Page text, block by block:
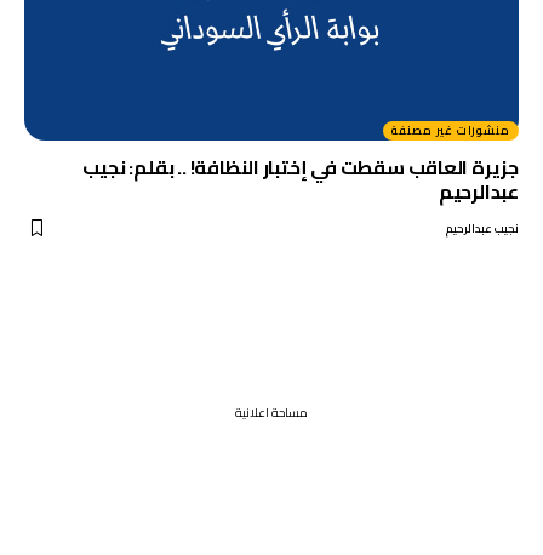
منشورات غير مصنفة
جزيرة العاقب سقطت في إختبار النظافة! .. بقلم: نجيب
عبدالرحيم
نجيب عبدالرحيم
مساحة اعلانية